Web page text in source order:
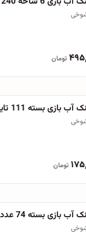
شوخی
تومان
آب بازی بسته 111 تایی
شوخی
تومان
آب بازی بسته 74 عددی
شوخی